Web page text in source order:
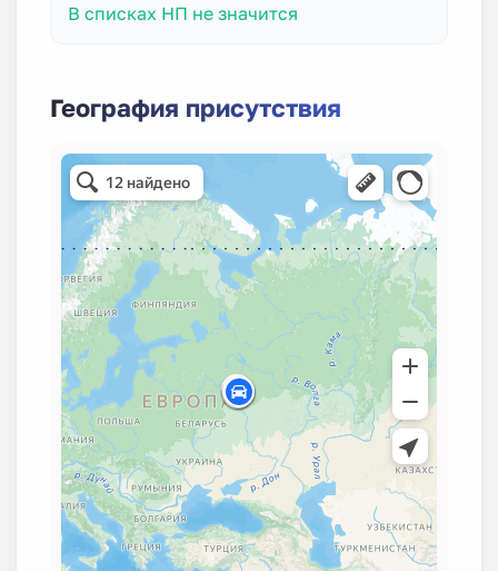
В списках НП не значится
География присутствия